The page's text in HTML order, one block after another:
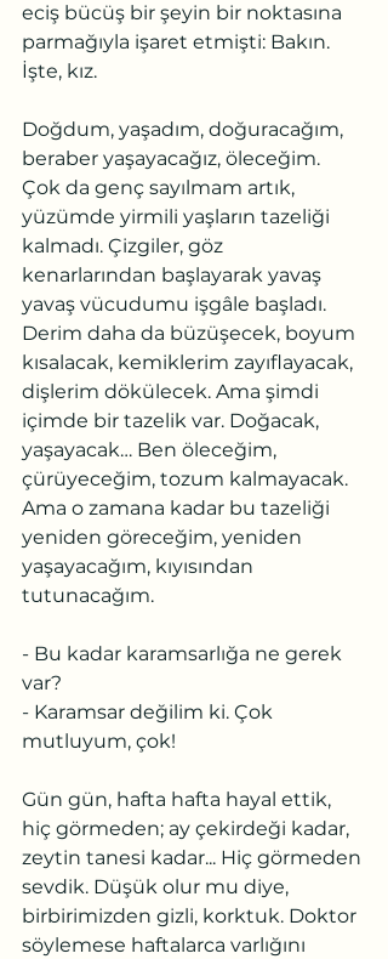
eciş bücüş bir şeyin bir noktasına
parmağıyla işaret etmişti: Bakın.
İşte, kız.
Doğdum, yaşadım, doğuracağım,
beraber yaşayacağız, öleceğim.
Çok da genç sayılmam artık,
yüzümde yirmili yaşların tazeliği
kalmadı. Çizgiler, göz
kenarlarından başlayarak yavaş
yavaş vücudumu işgâle başladı.
Derim daha da büzüşecek, boyum
kısalacak, kemiklerim zayıflayacak,
dişlerim dökülecek. Ama şimdi
içimde bir tazelik var. Doğacak,
yaşayacak… Ben öleceğim,
çürüyeceğim, tozum kalmayacak.
Ama o zamana kadar bu tazeliği
yeniden göreceğim, yeniden
yaşayacağım, kıyısından
tutunacağım.
- Bu kadar karamsarlığa ne gerek
var?
- Karamsar değilim ki. Çok
mutluyum, çok!
Gün gün, hafta hafta hayal ettik,
hiç görmeden; ay çekirdeği kadar,
zeytin tanesi kadar... Hiç görmeden
sevdik. Düşük olur mu diye,
birbirimizden gizli, korktuk. Doktor
söylemese haftalarca varlığını